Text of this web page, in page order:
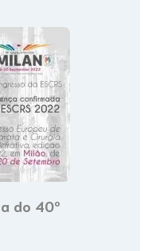
do 40º